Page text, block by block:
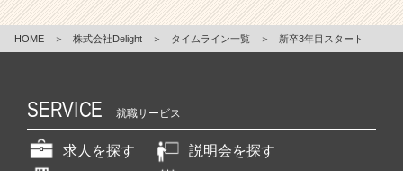
HOME ＞ 株式会社Delight ＞ タイムライン一覧 ＞ 新卒3年目スタート
SERVICE 就職サービス
求人を探す
説明会を探す